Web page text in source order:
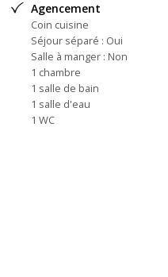
Agencement
Coin cuisine
Séjour séparé : Oui
Salle à manger : Non
1 chambre
1 salle de bain
1 salle d'eau
1 WC